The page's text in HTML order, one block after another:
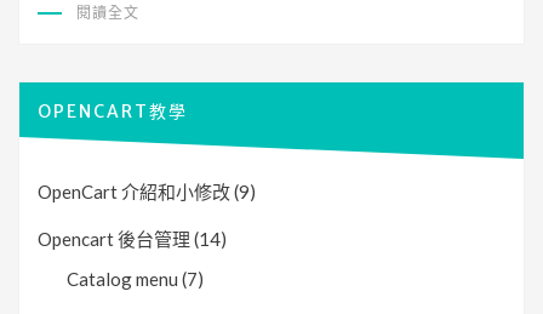
閱讀全文
OPENCART教學
OpenCart 介紹和小修改(9)
Opencart 後台管理 (14)
Catalog menu (7)